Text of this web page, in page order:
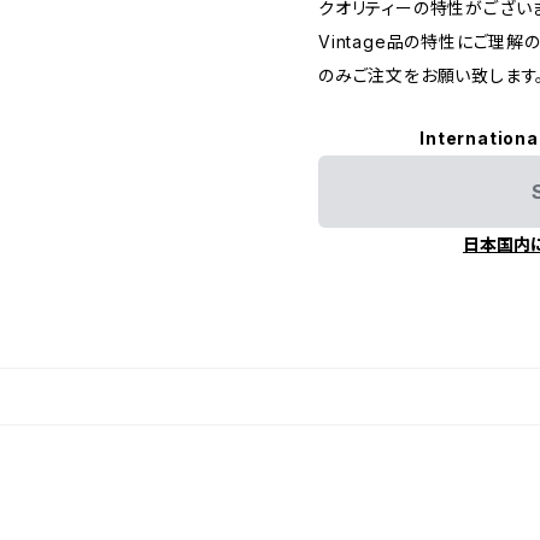
クオリティーの特性がござい
Vintage品の特性にご理解
のみご注文をお願い致します
日本国内